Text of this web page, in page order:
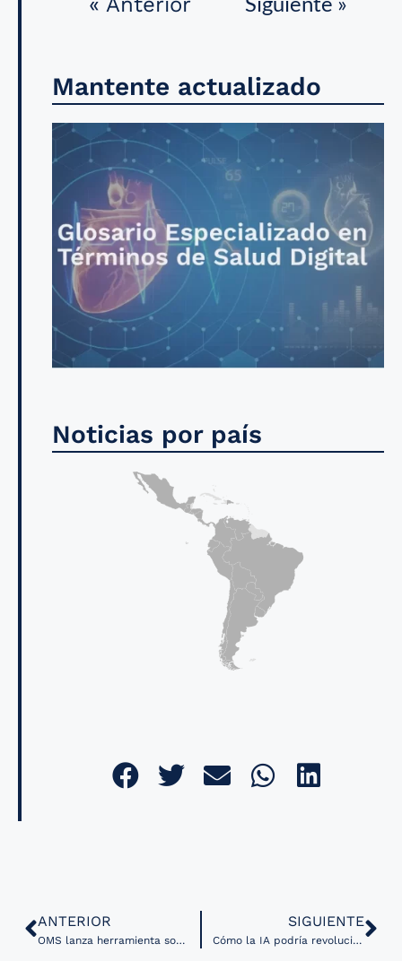
Mantente actualizado
Noticias por país
ANTERIOR
OMS lanza herramienta sobre experiencias globales de salud de migrantes y refugiados
SIGUIENTE
Cómo la IA podría revolucionar el análisis de placentas para prevenir complicaciones neonatales y maternas